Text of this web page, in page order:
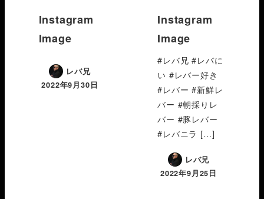
Instagram
Image
レバ兄
2022年9月30日
Instagram
Image
#レバ兄 #レバに
い #レバー好き
#レバー #新鮮レ
バー #朝採りレ
バー #豚レバー
#レバニラ […]
レバ兄
2022年9月25日